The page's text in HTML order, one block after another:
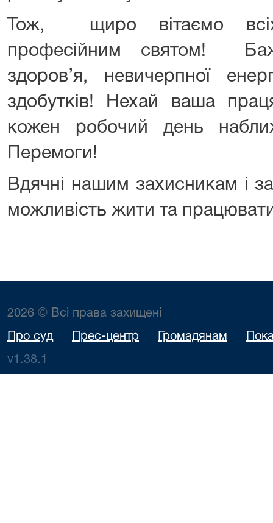
Тож, щиро вітаємо
професійним святом!
здоров’я, невичерпної
здобутків! Нехай ваша
кожен робочий день
Перемоги!
Вдячні нашим захисникам і
можливість жити та
2026 © Всі права захищені
Про суд Прес-центр Громадянам
v1.38.1